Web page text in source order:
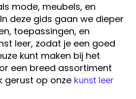
mode, meubels, en
deze gids gaan we dieper
toepassingen, en
leer, zodat je een goed
kunt maken bij het
een breed assortiment
gerust op onze kunst leer